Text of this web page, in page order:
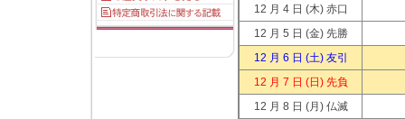
12 月 4 日 (木) 赤口
12 月 5 日 (金) 先勝
12 月 6 日 (土) 友引
12 月 7 日 (日) 先負
12 月 8 日 (月) 仏滅